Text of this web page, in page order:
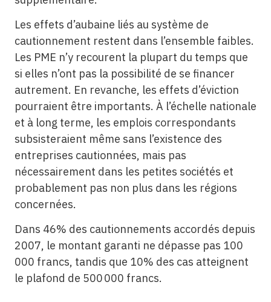
Les effets d’aubaine liés au système de
cautionnement restent dans l’ensemble faibles.
Les PME n’y recourent la plupart du temps que
si elles n’ont pas la possibilité de se financer
autrement. En revanche, les effets d’éviction
pourraient être importants. À l’échelle nationale
et à long terme, les emplois correspondants
subsisteraient même sans l’existence des
entreprises cautionnées, mais pas
nécessairement dans les petites sociétés et
probablement pas non plus dans les régions
concernées.
Dans 46% des cautionnements accordés depuis
2007, le montant garanti ne dépasse pas 100
000 francs, tandis que 10% des cas atteignent
le plafond de 500 000 francs.